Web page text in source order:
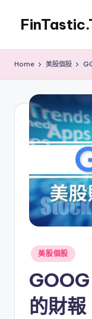
content
美
Home 美股個股
Posted
in
美股個股
的財報